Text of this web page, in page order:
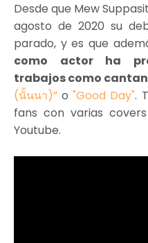
Desde que Mew
agosto de 2020 su
parado, y es que
como actor ha
trabajos como
(นั้นนา)” o"Good Day".
fans con varias
Youtube.